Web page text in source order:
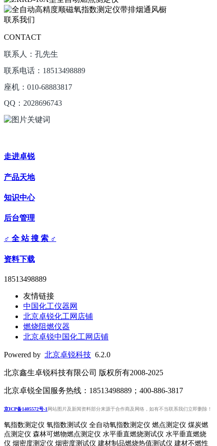
联系我们
CONTACT
联系人：孔先生
联系电话：18513498889
座机：010-68883817
QQ：2028696743
走进卓锐
产品天地
知识中心
后台管理
♂ 全 站 搜 索 ♂
资料下载
18513498889
友情链接
中国化工仪器网
北京卓锐化工网店铺
燃烧阻燃仪器
北京卓锐中国化工网店铺
Powered by 北京卓锐科技 6.2.0
北京鑫生卓锐科技有限公司 版权所有2008-2025
北京卓锐全国服务热线：18513498889；400-886-3817
京ICP备1405572号-1网站图片及新闻资料部分来源于合作商及网络，如有不当联系我们立即删除！
氧指数测定仪 氧指数测试仪 全自动氧指数测定仪 燃点测定仪 煤炭燃
点测定仪 森林可燃物燃点测定仪 水平垂直燃烧测试仪 水平垂直燃烧
仪 烟密度测定仪 烟密度测试仪 建材制品燃烧热值测试仪 建材不燃性